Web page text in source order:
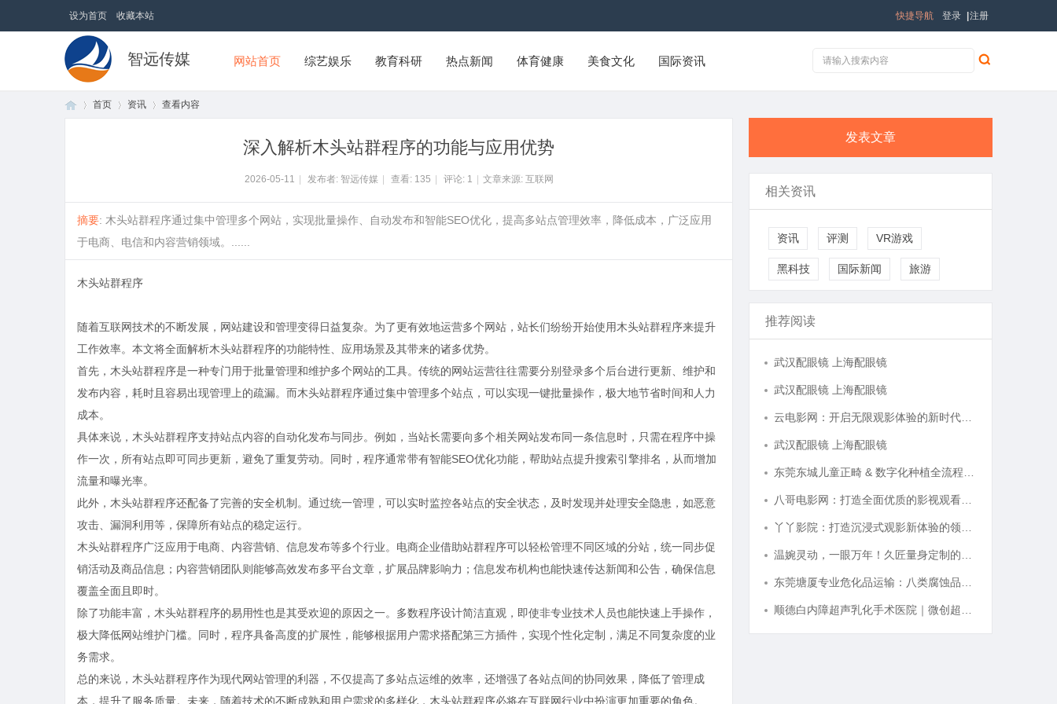
设为首页 收藏本站 登录 注册
快捷导航
智远传媒 网站首页 综艺娱乐 教育科研 热点新闻 体育健康 美食文化 国际资讯
首页 资讯 查看内容
深入解析木头站群程序的功能与应用优势
2026-05-11 发布者: 智远传媒 查看: 135 评论: 1 文章来源: 互联网
摘要: 木头站群程序通过集中管理多个网站，实现批量操作、自动发布和智能SEO优化，提高多站点管理效率，降低成本，广泛应用
于电商、电信和内容营销领域。......
木头站群程序
随着互联网技术的不断发展，网站建设和管理变得日益复杂。为了更有效地运营多个网站，站长们纷纷开始使用木头站群程序来提升
工作效率。本文将全面解析木头站群程序的功能特性、应用场景及其带来的诸多优势。
首先，木头站群程序是一种专门用于批量管理和维护多个网站的工具。传统的网站运营往往需要分别登录多个后台进行更新、维护和
发布内容，耗时且容易出现管理上的疏漏。而木头站群程序通过集中管理多个站点，可以实现一键批量操作，极大地节省时间和人力
成本。
具体来说，木头站群程序支持站点内容的自动化发布与同步。例如，当站长需要向多个相关网站发布同一条信息时，只需在程序中操
作一次，所有站点即可同步更新，避免了重复劳动。同时，程序通常带有智能SEO优化功能，帮助站点提升搜索引擎排名，从而增加
流量和曝光率。
此外，木头站群程序还配备了完善的安全机制。通过统一管理，可以实时监控各站点的安全状态，及时发现并处理安全隐患，如恶意
攻击、漏洞利用等，保障所有站点的稳定运行。
木头站群程序广泛应用于电商、内容营销、信息发布等多个行业。电商企业借助站群程序可以轻松管理不同区域的分站，统一同步促
销活动及商品信息；内容营销团队则能够高效发布多平台文章，扩展品牌影响力；信息发布机构也能快速传达新闻和公告，确保信息
覆盖全面且即时。
除了功能丰富，木头站群程序的易用性也是其受欢迎的原因之一。多数程序设计简洁直观，即使非专业技术人员也能快速上手操作，
极大降低网站维护门槛。同时，程序具备高度的扩展性，能够根据用户需求搭配第三方插件，实现个性化定制，满足不同复杂度的业
务需求。
总的来说，木头站群程序作为现代网站管理的利器，不仅提高了多站点运维的效率，还增强了各站点间的协同效果，降低了管理成
本，提升了服务质量。未来，随着技术的不断成熟和用户需求的多样化，木头站群程序必将在互联网行业中扮演更加重要的角色。
发表文章
相关资讯
资讯 评测 VR游戏
黑科技 国际新闻 旅游
推荐阅读
武汉配眼镜 上海配眼镜
武汉配眼镜 上海配眼镜
武汉配眼镜 上海配眼镜